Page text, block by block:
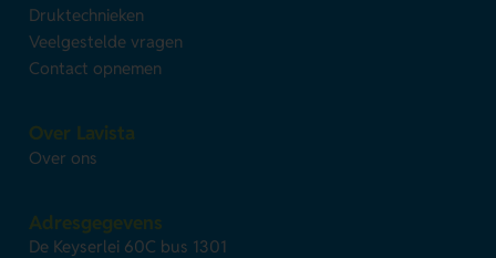
Druktechnieken
Veelgestelde vragen
Contact opnemen
Over Lavista
Over ons
Adresgegevens
De Keyserlei 60C bus 1301